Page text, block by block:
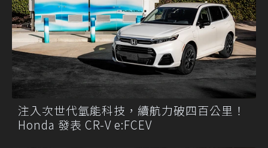
注入次世代氫能科技，續航力破四百公里！
Honda 發表 CR-V e:FCEV